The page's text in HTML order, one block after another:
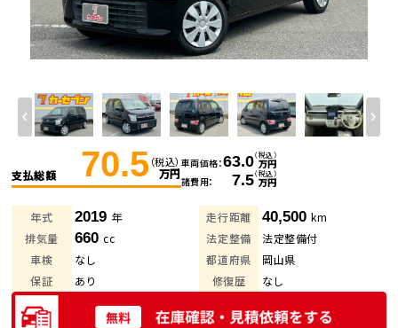
支払総額 70.5 （税込）
万円
車両価格 63.0（税込）
万円
諸費用
7.5（税込）
万円
年式 2019 年 走行距離 40,500 km
排気量
660cc 法定整備
法定整備付
車検
なし 都道府県
岡山県
保証
あり 修復歴 なし